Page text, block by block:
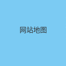
网站地图